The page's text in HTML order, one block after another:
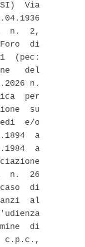
Via
n.  2,
di
(pec:
del
n.
per
su
e/o
a
a
n.  26
di
al
di
c.p.c.,